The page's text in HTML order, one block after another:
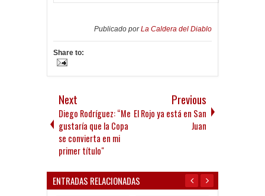
Publicado porLa Caldera del Diablo
Share to:
Next
Diego Rodríguez: “Me
gustaría que la Copa
se convierta en mi
primer título"
Previous
El Rojo ya está en San
Juan
ENTRADAS RELACIONADAS